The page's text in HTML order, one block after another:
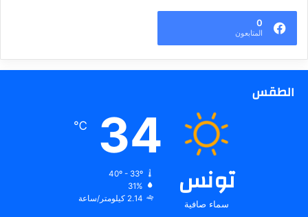
0
المتابعون
الطقس
تونس
سماء صافية
34
℃
40º - 33º
31%
2.14 كيلومتر/ساعة